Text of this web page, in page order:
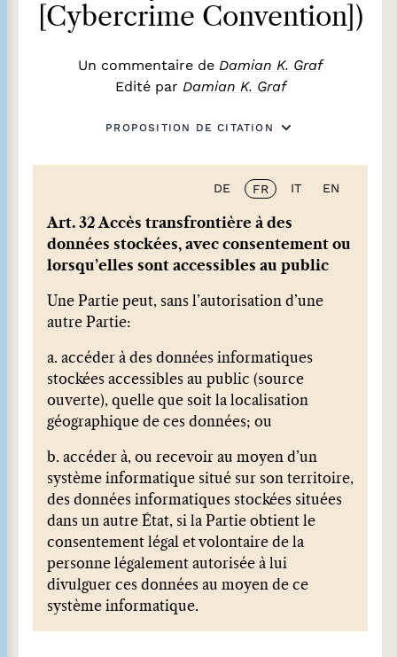
[Cybercrime Convention])
Un commentaire de Damian K. Graf
Edité par Damian K. Graf
PROPOSITION DE CITATION
DE FR IT EN
Art. 32 Accès transfrontière à des
données stockées, avec consentement ou
lorsqu’elles sont accessibles au public
Une Partie peut, sans l’autorisation d’une
autre Partie:
a. accéder à des données informatiques
stockées accessibles au public (source
ouverte), quelle que soit la localisation
géographique de ces données; ou
b. accéder à, ou recevoir au moyen d’un
système informatique situé sur son territoire,
des données informatiques stockées situées
dans un autre État, si la Partie obtient le
consentement légal et volontaire de la
personne légalement autorisée à lui
divulguer ces données au moyen de ce
système informatique.